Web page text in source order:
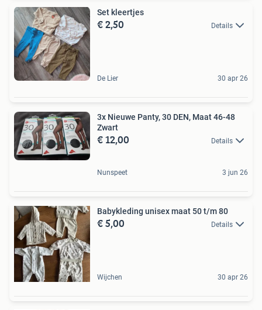
Set kleertjes
€ 2,50 Details
De Lier 30 apr 26
3x Nieuwe Panty, 30 DEN, Maat 46-48
Zwart
€ 12,00 Details
Nunspeet 3 jun 26
Babykleding unisex maat 50 t/m 80
€ 5,00 Details
Wijchen 30 apr 26